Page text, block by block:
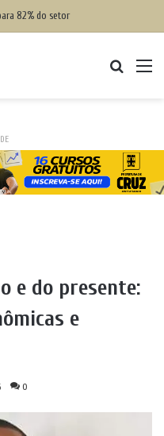
82% do setor
e do presente:
e
0